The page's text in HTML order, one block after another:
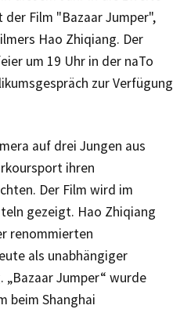
Film "Bazaar Jumper",
Hao Zhiqiang. Der
um 19 Uhr in der naTo
zur Verfügung
auf drei Jungen aus
ihren
Der Film wird im
gezeigt. Hao Zhiqiang
renommierten
als unabhängiger
Jumper“ wurde
beim Shanghai